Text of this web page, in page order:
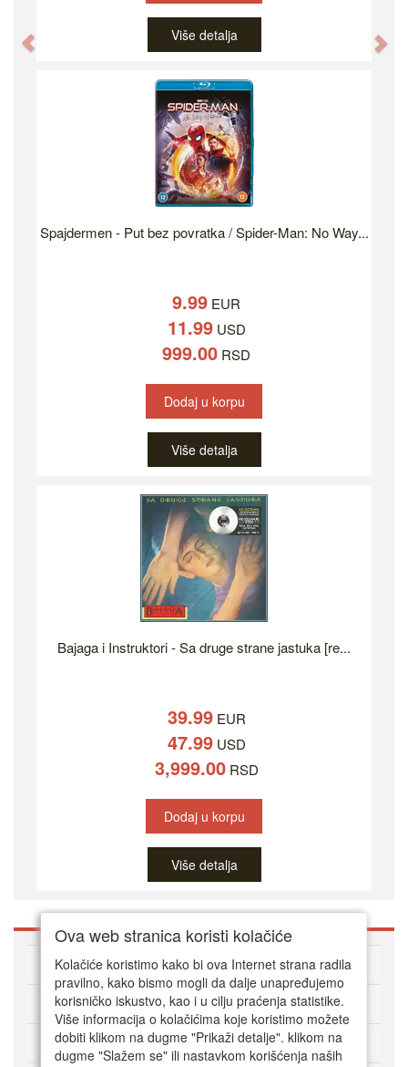
Više detalja
Spajdermen - Put bez povratka / Spider-Man: No Way...
9.99 EUR
11.99USD
999.00 RSD
Dodaj u korpu
Više detalja
Bajaga i Instruktori - Sa druge strane jastuka [re...
39.99EUR
47.99USD
3,999.00RSD
Dodaj u korpu
Više detalja
O DVD Zoni
Kako kupovati online
Korisnički servis
Ova web stranica koristi kolačiće
Kolačiće koristimo kako bi ova Internet strana radila
pravilno, kako bismo mogli da dalje unapređujemo
korisničko iskustvo, kao i u cilju praćenja statistike.
Više informacija o kolačićima koje koristimo možete
dobiti klikom na dugme "Prikaži detalje". klikom na
dugme "Slažem se" ili nastavkom korišćenja naših